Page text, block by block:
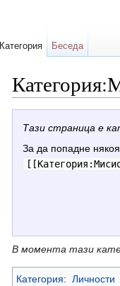
Тази страница е
За да попадне някоя
В момента тази
Категория: Личности
Категория Беседа